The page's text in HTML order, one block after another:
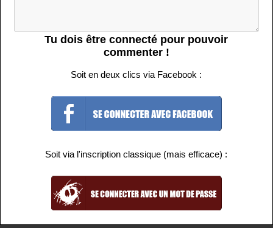
Tu dois être connecté pour pouvoir
commenter !
Soit en deux clics via Facebook :
Soit via l'inscription classique (mais efficace) :